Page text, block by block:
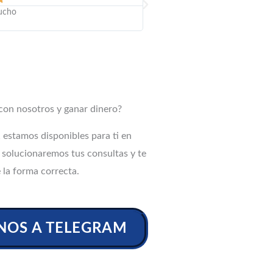
nosotros y ganar dinero?
estamos disponibles para ti en
tus consultas y te
la forma correcta.
A TELEGRAM